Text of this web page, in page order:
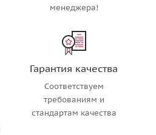
менеджера!
Гарантия качества
Соответствуем
требованиям и
стандартам качества